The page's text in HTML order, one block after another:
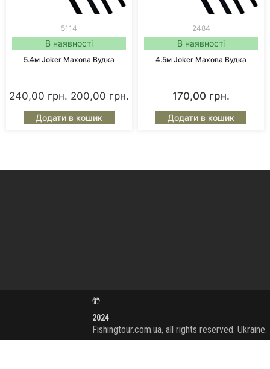
5114
В наявності
5.4м Joker Махова Вудка
240,00грн. 200,00 грн.
Додати в кошик
2484
В наявності
4.5м Joker Махова Вудка
170,00 грн.
Додати в кошик
2024
Fishingtour.com.ua, all rights reserved. Ukraine.